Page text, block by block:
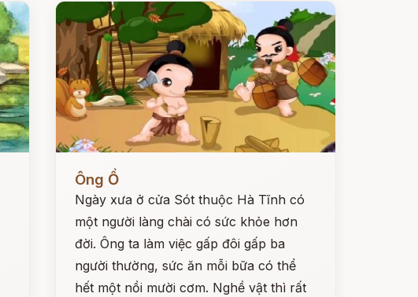
Đọc ngay
Ông Ồ
Ngày xưa ở cửa Sót thuộc Hà Tĩnh có
một người làng chài có sức khỏe hơn
đời. Ông ta làm việc gấp đôi gấp ba
người thường, sức ăn mỗi bữa có thể
hết một nồi mười cơm. Nghề vật thì rất